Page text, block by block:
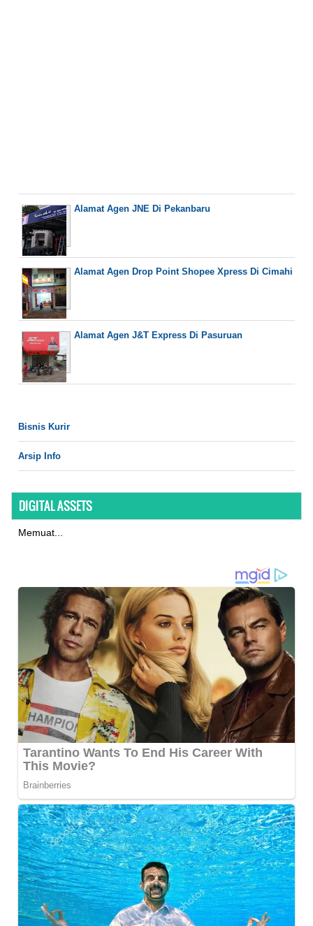
Alamat Agen JNE Di Pekanbaru
Alamat Agen Drop Point Shopee Xpress Di Cimahi
Alamat Agen J&T Express Di Pasuruan
Bisnis Kurir
Arsip Info
DIGITAL ASSETS
Memuat...